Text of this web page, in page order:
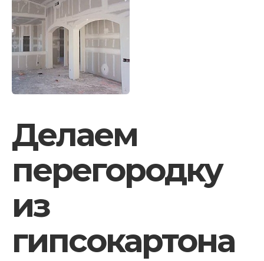
Делаем
перегородку
из
гипсокартона